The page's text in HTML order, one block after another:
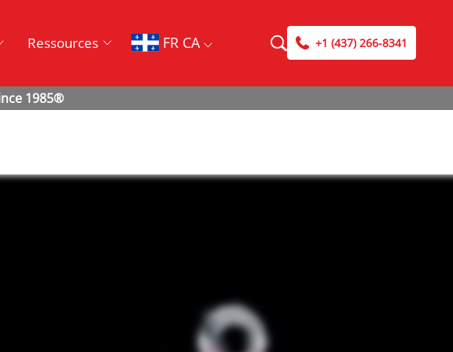
Ressources FR CA +1 (437) 266-8341